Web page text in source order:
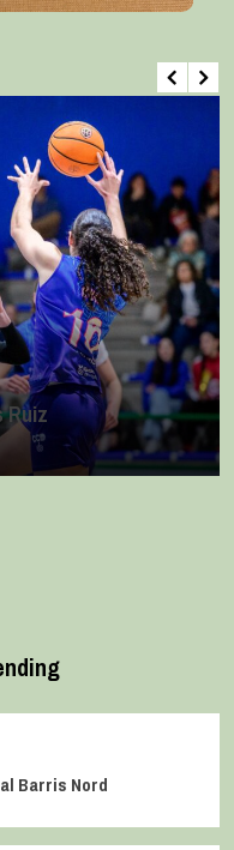
Ruiz
Barris Nord